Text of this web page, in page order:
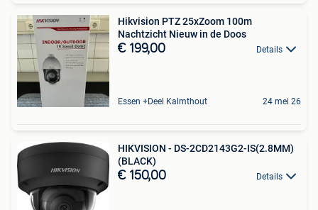
Hikvision PTZ 25xZoom 100m
Nachtzicht Nieuw in de Doos
€ 199,00 Details
Essen +Deel Kalmthout 24 mei 26
HIKVISION - DS-2CD2143G2-IS(2.8MM)
(BLACK)
€ 150,00 Details